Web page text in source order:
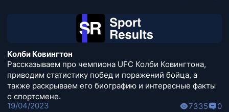
Колби Ковингтон
Рассказываем про чемпиона UFC Колби Ковингтона,
приводим статистику побед и поражений бойца, а
также раскрываем его биографию и интересные факты
о спортсмене.
19/04/2023
7335 0